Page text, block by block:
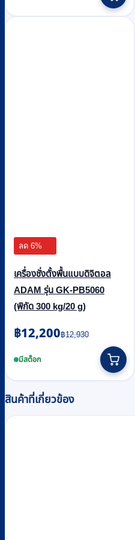
ลด 6%
เครื่องชั่งตั้งพื้นแบบดิจิตอล
ADAM รุ่น GK-PB5060
(พิกัด 300 kg/20 g)
฿12,930
Original
price
was:
฿12,200
Current
price
is:มีสต็อก
สินค้าที่เกี่ยวข้อง